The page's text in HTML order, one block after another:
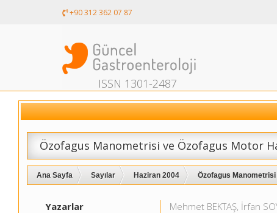
+90 312 362 07 87
ISSN 1301-2487
Özofagus Manometrisi ve Özofagus Motor
Ana Sayfa Sayılar Haziran 2004 Özofagus Manometrisi
Yazarlar
Mehmet BEKTAŞ, İrfan